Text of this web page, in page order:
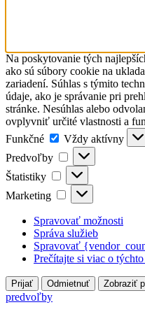
Na poskytovanie tých
ako sú súbory cookie na
zariadení. Súhlas s týmito
údaje, ako je správanie pri
stránke. Nesúhlas alebo
ovplyvniť určité vlastnosti a
Funkčné
Funkčné
Vždy aktívny
Predvoľby
Predvoľby
Štatistiky Štatistiky
Marketing Marketing
Spravovať možnosti
Správa služieb
Spravovať
Prečítajte si viac o
Prijať Odmietnuť Zobraziť
predvoľby